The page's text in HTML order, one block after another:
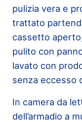
pulizia vera e
trattato
cassetto
pulito con
lavato con
senza eccesso
In camera da
dell’armadio a